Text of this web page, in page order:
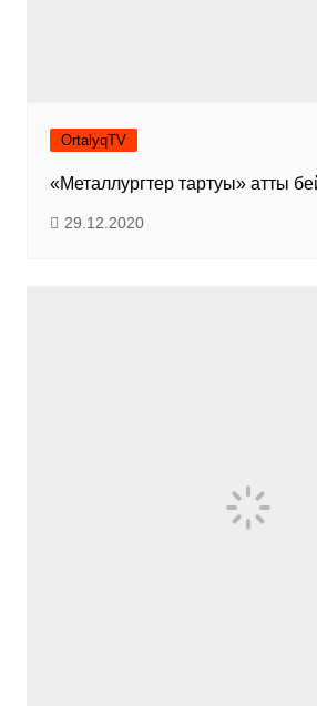
OrtalyqTV
«Металлургтер тартуы» атты
29.12.2020